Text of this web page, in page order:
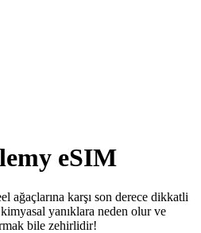
eSIM
ağaçlarına karşı son derece dikkatli
yanıklara neden olur ve
bile zehirlidir!